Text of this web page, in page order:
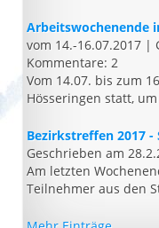
Arbeitswochenende
vom 14.-16.07.2017 |
Kommentare: 2
Vom 14.07. bis zum
Hösseringen statt,
Bezirkstreffen 2017
Geschrieben am
Am letzten
Teilnehmer aus den